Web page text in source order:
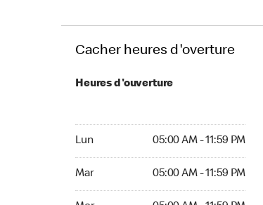
Cacher heures d'overture
Heures d'ouverture
Lun 05:00 AM - 11:59 PM
Mar 05:00 AM - 11:59 PM